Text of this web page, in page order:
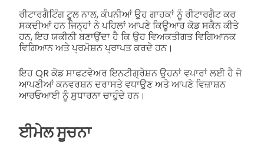
ਰੀਟਾਰਗੈਟਿੰਗ ਟੂਲ ਨਾਲ, ਕੰਪਨੀਆਂ ਉਹ ਗਾਹਕਾਂ ਨੂੰ ਰੀਟਾਰਗੈਟ ਕਰ
ਸਕਦੀਆਂ ਹਨ ਜਿਨ੍ਹਾਂ ਨੇ ਪਹਿਲਾਂ ਆਪਣੇ ਕਿਊਆਰ ਕੋਡ ਸਕੈਨ ਕੀਤੇ
ਹਨ, ਇਹ ਯਕੀਨੀ ਬਣਾਉਂਦਾ ਹੈ ਕਿ ਉਹ ਵਿਅਕਤੀਗਤ ਵਿਗਿਆਨਕ
ਵਿਗਿਆਨ ਅਤੇ ਪ੍ਰਮੋਸ਼ਨ ਪ੍ਰਾਪਤ ਕਰਦੇ ਹਨ।
ਇਹ QR ਕੋਡ ਸਾਫਟਵੇਅਰ ਇਨਟੀਗ੍ਰੇਸ਼ਨ ਉਹਨਾਂ ਵਪਾਰਾਂ ਲਈ ਹੈ ਜੋ
ਆਪਣੀਆਂ ਕਨਵਰਸ਼ਨ ਦਰਾਸਤੇ ਵਧਾਉਣ ਅਤੇ ਆਪਣੇ ਵਿਜ਼ਾਸ਼ਨ
ਆਰਓਆਈ ਨੂੰ ਸੁਧਾਰਨਾ ਚਾਹੁੰਦੇ ਹਨ।
ਈਮੇਲ ਸੂਚਨਾ